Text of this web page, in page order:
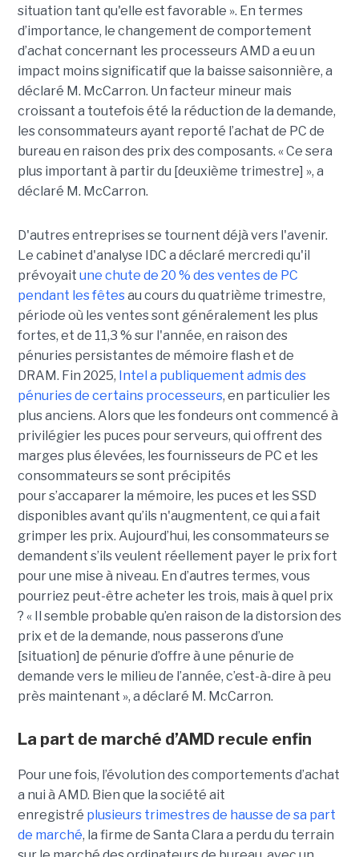
situation tant qu'elle est favorable ». En termes
d’importance, le changement de comportement
d’achat concernant les processeurs AMD a eu un
impact moins significatif que la baisse saisonnière, a
déclaré M. McCarron. Un facteur mineur mais
croissant a toutefois été la réduction de la demande,
les consommateurs ayant reporté l’achat de PC de
bureau en raison des prix des composants. « Ce sera
plus important à partir du [deuxième trimestre] », a
déclaré M. McCarron.
D'autres entreprises se tournent déjà vers l'avenir.
Le cabinet d'analyse IDC a déclaré mercredi qu'il
prévoyait une chute de 20 % des ventes de PC
pendant les fêtesau cours du quatrième trimestre,
période où les ventes sont généralement les plus
fortes, et de 11,3 % sur l'année, en raison des
pénuries persistantes de mémoire flash et de
DRAM. Fin 2025, Intel a publiquement admis des
pénuries de certains processeurs, en particulier les
plus anciens. Alors que les fondeurs ont commencé à
privilégier les puces pour serveurs, qui offrent des
marges plus élevées, les fournisseurs de PC et les
consommateurs se sont précipités
pour s’accaparer la mémoire, les puces et les SSD
disponibles avant qu’ils n'augmentent, ce qui a fait
grimper les prix. Aujourd’hui, les consommateurs se
demandent s’ils veulent réellement payer le prix fort
pour une mise à niveau. En d’autres termes, vous
pourriez peut-être acheter les trois, mais à quel prix
? « Il semble probable qu’en raison de la distorsion des
prix et de la demande, nous passerons d’une
[situation] de pénurie d’offre à une pénurie de
demande vers le milieu de l’année, c’est-à-dire à peu
près maintenant », a déclaré M. McCarron.
La part de marché d’AMD recule enfin
Pour une fois, l’évolution des comportements d’achat
a nui à AMD. Bien que la société ait
enregistré plusieurs trimestres de hausse de sa part
de marché, la firme de Santa Clara a perdu du terrain